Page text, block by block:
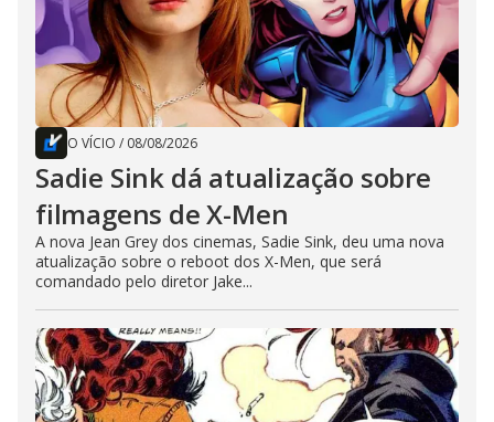
O VÍCIO / 08/08/2026
Sadie Sink dá atualização sobre
filmagens de X-Men
A nova Jean Grey dos cinemas, Sadie Sink, deu uma nova
atualização sobre o reboot dos X-Men, que será
comandado pelo diretor Jake...